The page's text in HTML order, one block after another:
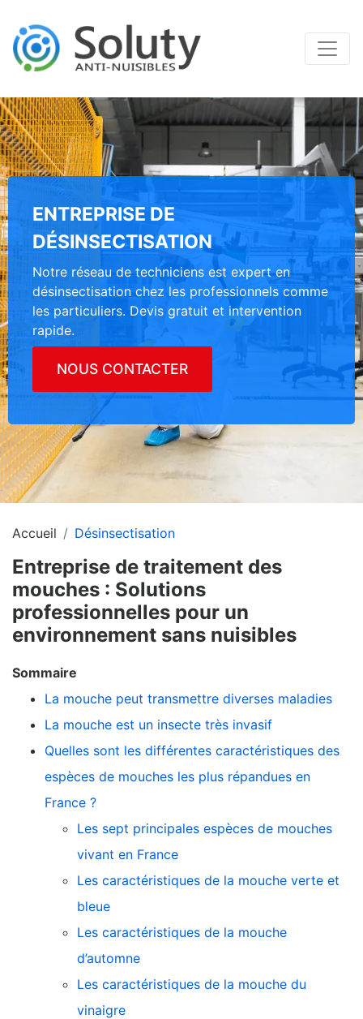
ENTREPRISE DE
DÉSINSECTISATION
Notre réseau de techniciens est expert en
désinsectisation chez les professionnels comme
les particuliers. Devis gratuit et intervention
rapide.
NOUS CONTACTER
Accueil Désinsectisation
Entreprise de traitement des
mouches : Solutions
professionnelles pour un
environnement sans nuisibles
Sommaire
La mouche peut transmettre diverses maladies
La mouche est un insecte très invasif
Quelles sont les différentes caractéristiques des
espèces de mouches les plus répandues en
France ?
Les sept principales espèces de mouches
vivant en France
Les caractéristiques de la mouche verte et
bleue
Les caractéristiques de la mouche
d’automne
Les caractéristiques de la mouche du
vinaigre